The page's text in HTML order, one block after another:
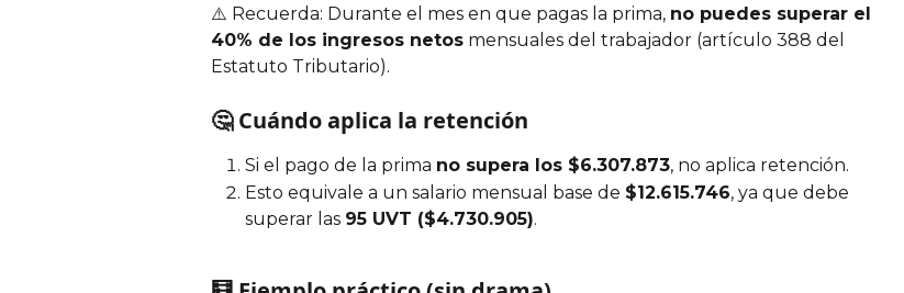
⚠️ Recuerda: Durante el mes en que pagas la prima, no puedes superar el
40% de los ingresos netos mensuales del trabajador (artículo 388 del
Estatuto Tributario).
🤔 Cuándo aplica la retención
Si el pago de la prima no supera los $6.307.873, no aplica retención.
Esto equivale a un salario mensual base de $12.615.746, ya que debe
superar las 95 UVT ($4.730.905).